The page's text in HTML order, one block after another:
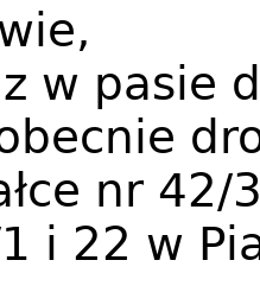
w pasie
nr 42/
i 22 w